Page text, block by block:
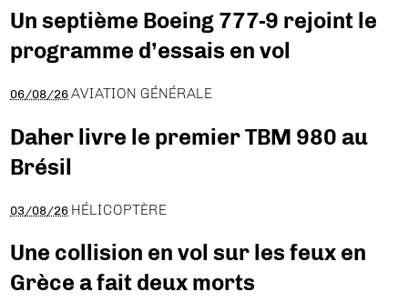
Un septième Boeing 777-9 rejoint le
programme d’essais en vol
06/08/26 AVIATION GÉNÉRALE
Daher livre le premier TBM 980 au
Brésil
03/08/26 HÉLICOPTÈRE
Une collision en vol sur les feux en
Grèce a fait deux morts